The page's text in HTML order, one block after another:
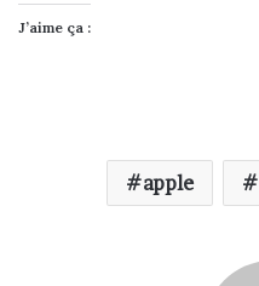
J’aime ça :
apple